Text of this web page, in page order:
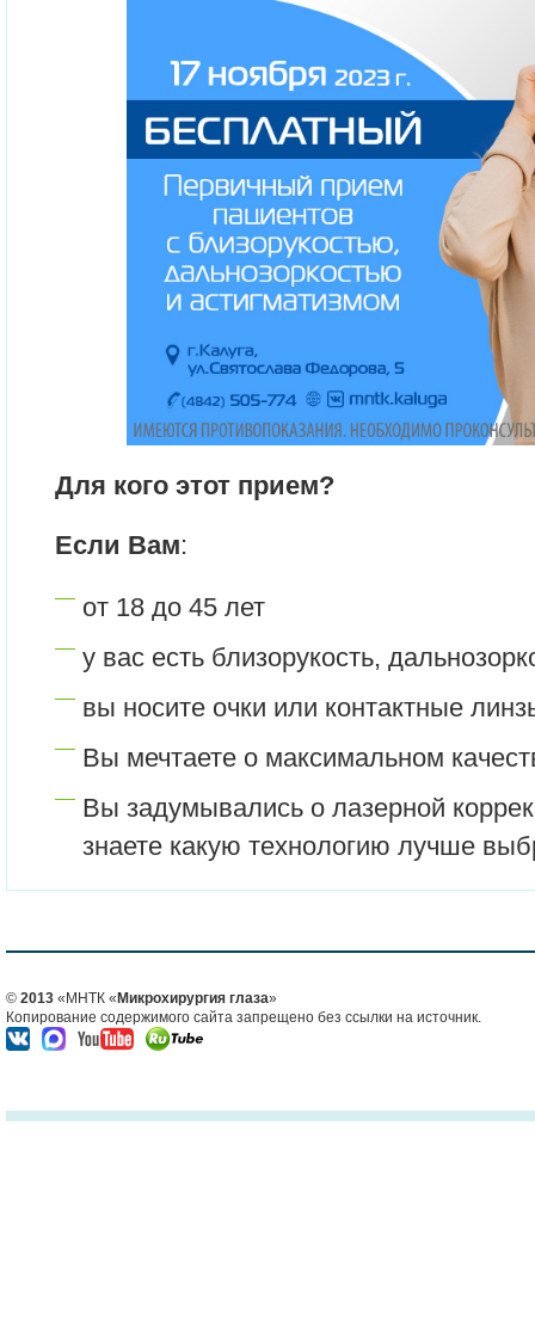
Для кого этот прием?
Если Вам:
от 18 до 45 лет
у вас есть близорукость,
вы носите очки или контактные
Вы мечтаете о максимальном
Вы задумывались о лазерной
знаете какую технологию лучше
© 2013 «МНТК « Микрохирургия глаза»
Копирование содержимого сайта запрещено без ссылки на источник.